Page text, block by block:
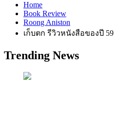
Home
Book Review
Roong Aniston
เก็บตก รีวิวหนังสือของปี 59
Trending News